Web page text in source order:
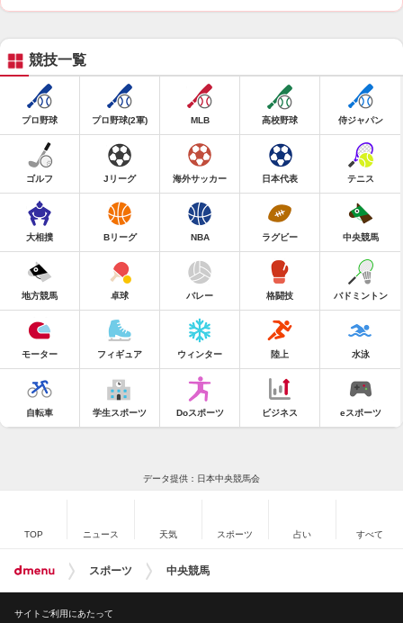
競技一覧
プロ野球 プロ野球(2軍) MLB 高校野球 侍ジャパン
ゴルフ Jリーグ 海外サッカー 日本代表 テニス
大相撲 Bリーグ NBA ラグビー 中央競馬
地方競馬 卓球 バレー 格闘技 バドミントン
モーター フィギュア ウィンター 陸上 水泳
自転車 学生スポーツ Doスポーツ ビジネス eスポーツ
データ提供：日本中央競馬会
TOP ニュース 天気 スポーツ 占い すべて
スポーツ 中央競馬
サイトご利用にあたって